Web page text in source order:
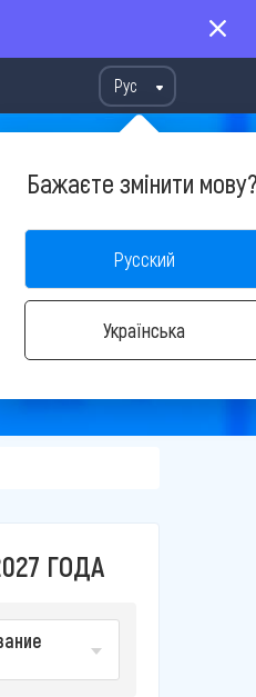
Рус
Бажаєте змінити
Русский
Українська
в подборе тура
ГОДА